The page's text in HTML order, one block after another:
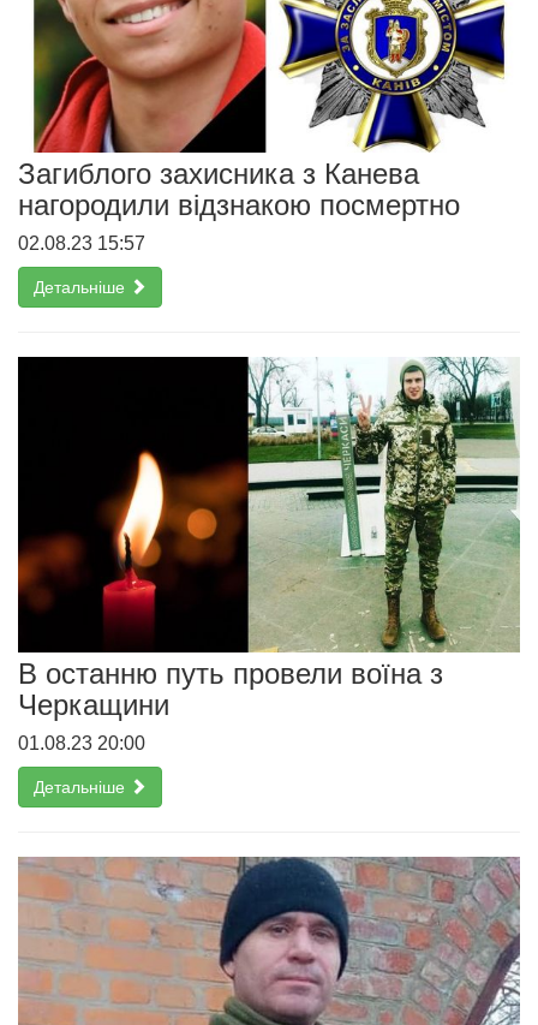
Загиблого захисника з Канева
нагородили відзнакою посмертно
02.08.23 15:57
Детальніше
В останню путь провели воїна з
Черкащини
01.08.23 20:00
Детальніше